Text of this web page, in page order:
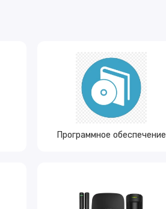
Программное обеспечение